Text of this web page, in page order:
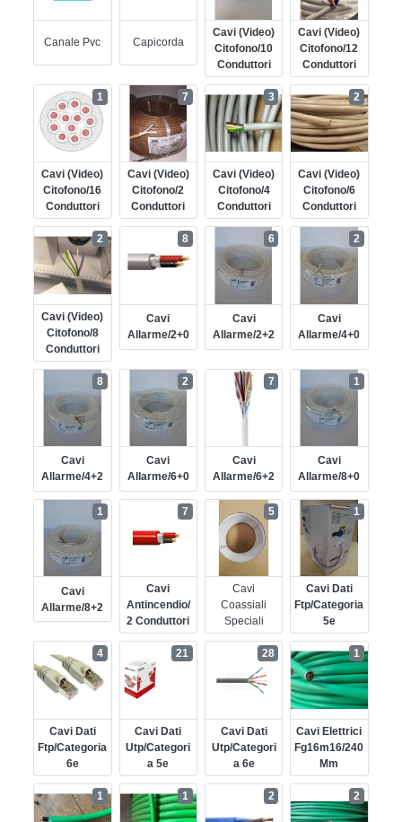
Canale Pvc Capicorda
Cavi (video)
Citofono/10
Conduttori
Cavi (video)
Citofono/12
Conduttori
Cavi (video)
Citofono/16
Conduttori
1
Cavi (video)
Citofono/2
Conduttori
7
Cavi (video)
Citofono/4
Conduttori
3
Cavi (video)
Citofono/6
Conduttori
2
Cavi (video)
Citofono/8
Conduttori
2
Cavi
Allarme/2+0
8
Cavi
Allarme/2+2
6
Cavi
Allarme/4+0
2
Cavi
Allarme/4+2
8
Cavi
Allarme/6+0
2
Cavi
Allarme/6+2
7
Cavi
Allarme/8+0
1
Cavi
Allarme/8+2
1
Cavi
Antincendio/
2 Conduttori
7
Cavi
Coassiali
Speciali
5
Cavi Dati
Ftp/categoria
5e
1
Cavi Dati
Ftp/categoria
6e
4
Cavi Dati
Utp/categori
A 5e
21
Cavi Dati
Utp/categori
A 6e
28
Cavi Elettrici
Fg16m16/240
Mm
1
1 1 2 2